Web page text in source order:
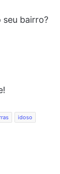
bairro?
idoso